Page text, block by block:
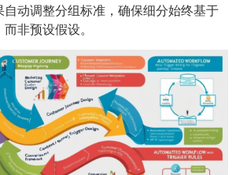
动调整分组标准，确保细分始终基于
非预设假设。